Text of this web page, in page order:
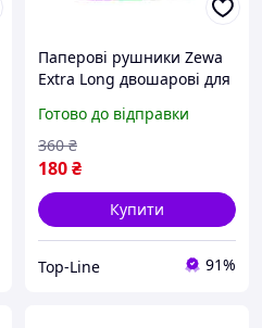
Паперові рушники Zewa
Extra Long двошарові для
рулоні 16 5 м 2 рулони
Готово до відправки
180₴
360 ₴
Купити
Top-Line 91%